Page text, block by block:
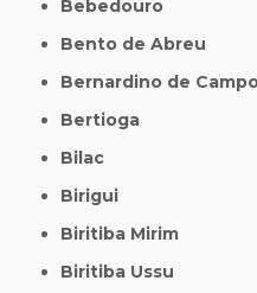
Bebedouro
Bento de Abreu
Bernardino de
Bertioga
Bilac
Birigui
Biritiba Mirim
Biritiba Ussu